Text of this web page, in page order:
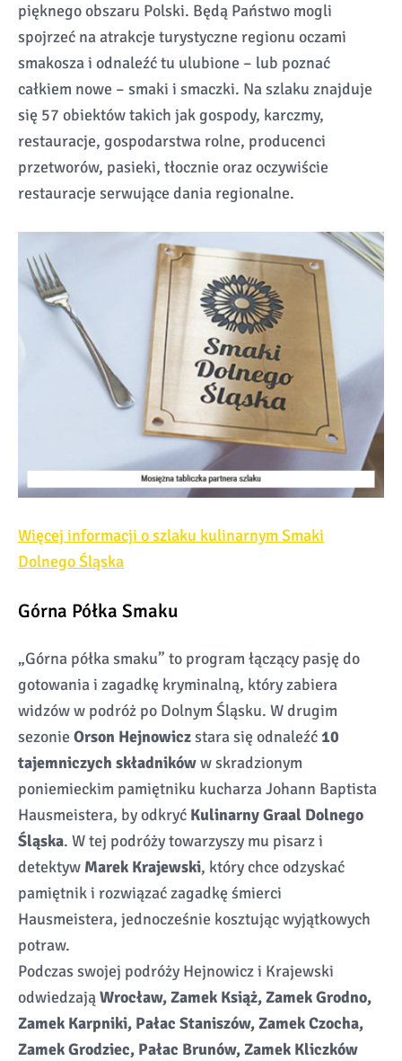
pięknego obszaru Polski. Będą Państwo mogli
spojrzeć na atrakcje turystyczne regionu oczami
smakosza i odnaleźć tu ulubione – lub poznać
całkiem nowe – smaki i smaczki. Na szlaku znajduje
się 57 obiektów takich jak gospody, karczmy,
restauracje, gospodarstwa rolne, producenci
przetworów, pasieki, tłocznie oraz oczywiście
restauracje serwujące dania regionalne.
Więcej informacji o szlaku kulinarnym Smaki
Dolnego Śląska
Górna Półka Smaku
„Górna półka smaku” to program łączący pasję do
gotowania i zagadkę kryminalną, który zabiera
widzów w podróż po Dolnym Śląsku. W drugim
sezonie Orson Hejnowiczstara się odnaleźć10
tajemniczych składnikóww skradzionym
poniemieckim pamiętniku kucharza Johann Baptista
Hausmeistera, by odkryć Kulinarny Graal Dolnego
Śląska. W tej podróży towarzyszy mu pisarz i
detektyw Marek Krajewski, który chce odzyskać
pamiętnik i rozwiązać zagadkę śmierci
Hausmeistera, jednocześnie kosztując wyjątkowych
potraw.
Podczas swojej podróży Hejnowicz i Krajewski
odwiedzająWrocław, Zamek Książ, Zamek Grodno,
Zamek Karpniki, Pałac Staniszów, Zamek Czocha,
Zamek Grodziec, Pałac Brunów, Zamek Kliczków